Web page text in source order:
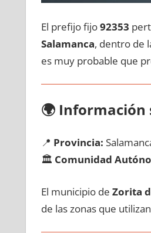
El prefijo fijo92353
Salamanca, dentro dе
es muy probable quе
🌍 Información
📍 Provincia:
🏛️ Comunidad
El municipio dе Zorita
dе las zonas quе